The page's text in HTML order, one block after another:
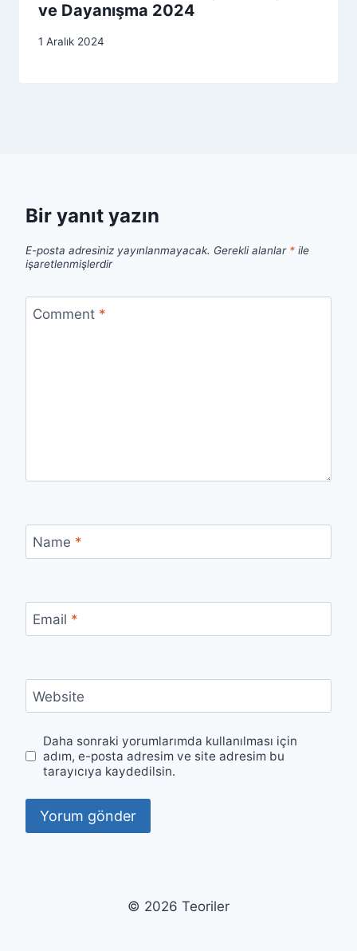
ve Dayanışma 2024
1 Aralık 2024
Bir yanıt yazın
E-posta adresiniz yayınlanmayacak. Gerekli alanlar * ile
işaretlenmişlerdir
Comment *
Name *
Email *
Website
Daha sonraki yorumlarımda kullanılması için
adım, e-posta adresim ve site adresim bu
tarayıcıya kaydedilsin.
© 2026 Teoriler